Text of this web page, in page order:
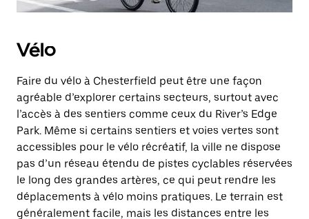
Vélo
Faire du vélo à Chesterfield peut être une façon
agréable d’explorer certains secteurs, surtout avec
l’accès à des sentiers comme ceux du River’s Edge
Park. Même si certains sentiers et voies vertes sont
accessibles pour le vélo récréatif, la ville ne dispose
pas d’un réseau étendu de pistes cyclables réservées
le long des grandes artères, ce qui peut rendre les
déplacements à vélo moins pratiques. Le terrain est
généralement facile, mais les distances entre les